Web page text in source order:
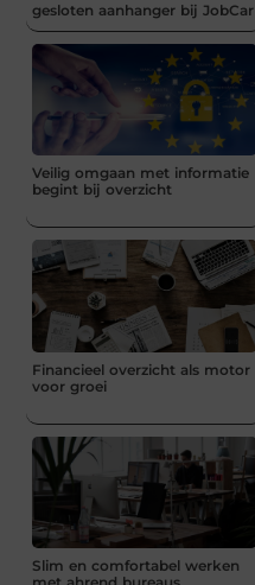
gesloten aanhanger bij JobCar
Veilig omgaan met informatie
begint bij overzicht
Financieel overzicht als motor
voor groei
Slim en comfortabel werken